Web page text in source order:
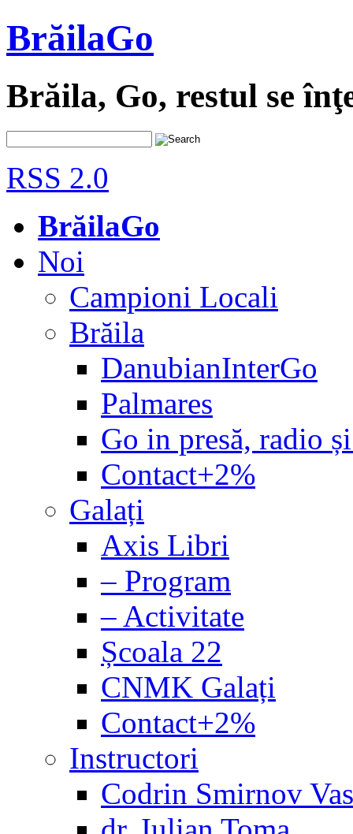
BrăilaGo
Brăila, Go, restul se
RSS 2.0
BrăilaGo
Noi
Campioni Locali
Brăila
DanubianInterGo
Palmares
Go in presă, radio
Contact+2%
Galați
Axis Libri
– Program
– Activitate
Școala 22
CNMK Galați
Contact+2%
Instructori
Codrin Smirnov